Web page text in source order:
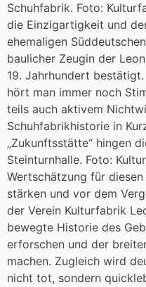
Schuhfabrik. Foto:
die Einzigartigkeit und
ehemaligen
baulicher Zeugin der
19. Jahrhundert
hört man immer noch
teils auch aktivem
Schuhfabrikhistorie in
„Zukunftsstätte“ hingen
Steinturnhalle. Foto:
Wertschätzung für
stärken und vor dem
der Verein Kulturfabrik
bewegte Historie des
erforschen und der
machen. Zugleich wird
nicht tot, sondern